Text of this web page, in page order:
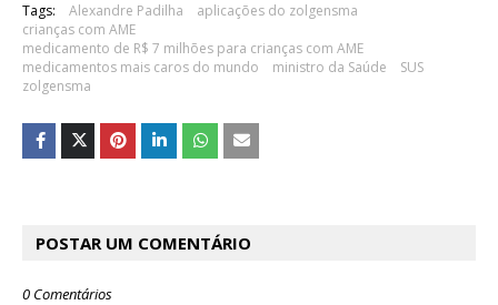
Tags: Alexandre Padilha
aplicações do zolgensma
crianças com AME
medicamento de R$ 7 milhões para crianças com AME
medicamentos mais caros do mundo
ministro da Saúde
SUS
zolgensma
POSTAR UM COMENTÁRIO
0 Comentários